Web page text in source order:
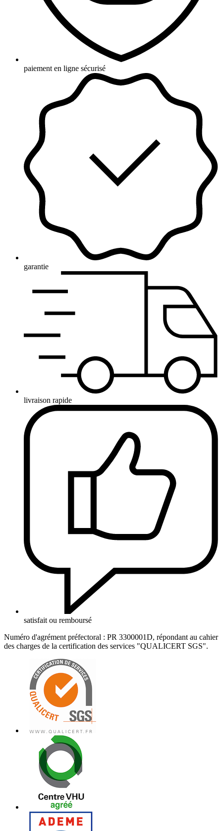
paiement en ligne sécurisé
garantie
livraison rapide
satisfait ou remboursé
Numéro d'agrément préfectoral : PR 3300001D, répondant au cahier
des charges de la certification des services "QUALICERT SGS".